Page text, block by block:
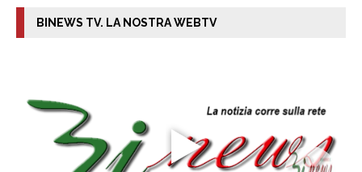
BINEWS TV. LA NOSTRA WEBTV